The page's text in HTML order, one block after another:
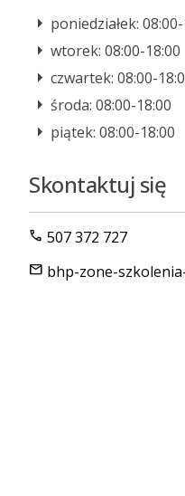
poniedziałek:
wtorek: 08:00-18:00
czwartek: 08:00-
środa: 08:00-18:00
piątek: 08:00-18:00
Skontaktuj się
call 507 372 727
mail bhp-zone-